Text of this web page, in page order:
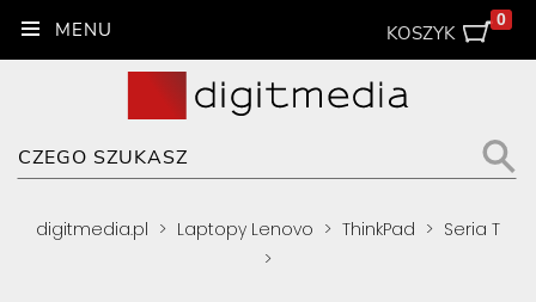
KOSZYK
0
digitmedia.pl > Laptopy Lenovo > ThinkPad > Seria T
>